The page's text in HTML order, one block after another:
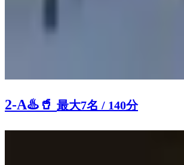
2-A♨️ 🥤 最大7名 / 140分